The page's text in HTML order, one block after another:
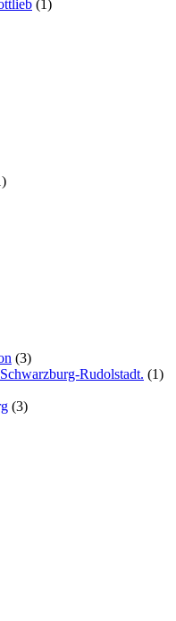
(1)
(3)
Rudolstadt. (1)
(3)